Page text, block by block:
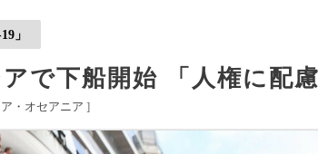
」
で下船開始 「人権に配
・オセアニア ]